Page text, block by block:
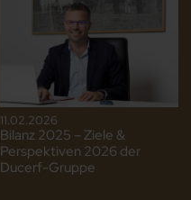
11.02.2026
Bilanz 2025 – Ziele &
Perspektiven 2026 der
Ducerf-Gruppe